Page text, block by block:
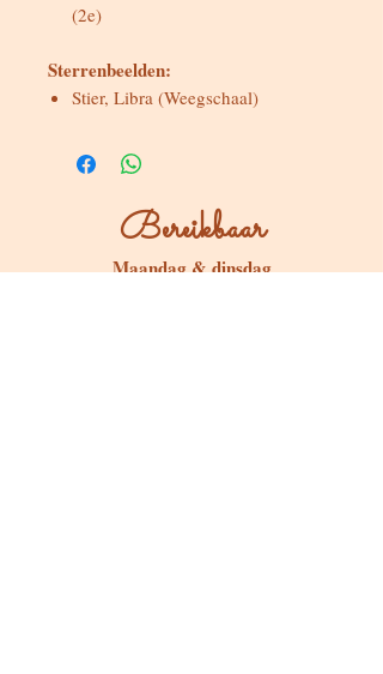
(2e)
Sterrenbeelden:
Stier, Libra (Weegschaal)
Bereikbaar
Maandag & dinsdag